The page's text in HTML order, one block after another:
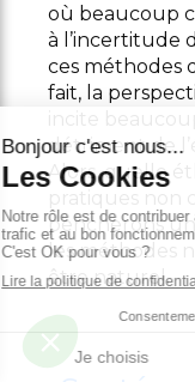
où beaucoup
à l’incertitude
ces méthodes
fait, la
incite
détriment de
Alors, quelle
pratiques non
pencherons
les méthodes
être naturel.